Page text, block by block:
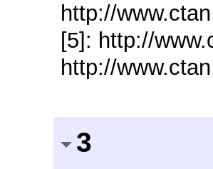
http://
[5]: http://
http://
3